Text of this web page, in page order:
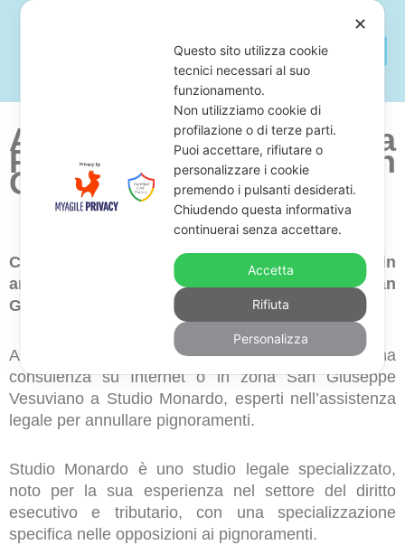
Avvocato Per Opporsi a
Pignoramenti San
Giuseppe Vesuviano
Cerchi uno studio legale di avvocati esperti in
annullamento di pignoramenti in zona San
Giuseppe Vesuviano?
Allora, ti suggeriamo di far richiesta di una
consulenza su Internet o in zona San Giuseppe
Vesuviano a Studio Monardo, esperti nell’assistenza
legale per annullare pignoramenti.
Studio Monardo è uno studio legale specializzato,
noto per la sua esperienza nel settore del diritto
esecutivo e tributario, con una specializzazione
specifica nelle opposizioni ai pignoramenti.
✕
Questo sito utilizza cookie
tecnici necessari al suo
funzionamento.
Non utilizziamo cookie di
profilazione o di terze parti.
Puoi accettare, rifiutare o
personalizzare i cookie
premendo i pulsanti desiderati.
Chiudendo questa informativa
continuerai senza accettare.
Accetta
Rifiuta
Personalizza